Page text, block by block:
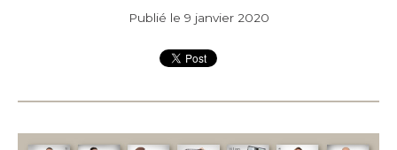
Publié le 9 janvier 2020